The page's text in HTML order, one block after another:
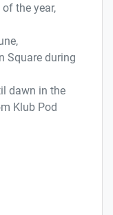
the year,
Square during
dawn in the
Klub Pod